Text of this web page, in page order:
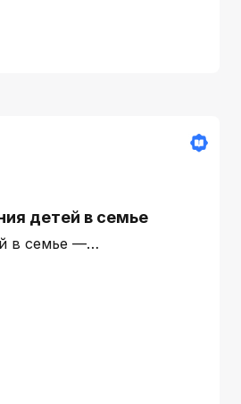
детей в семье
в семье —…